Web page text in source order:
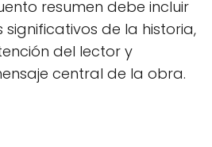
resumen debe incluir
significativos de la historia,
del lector y
central de la obra.